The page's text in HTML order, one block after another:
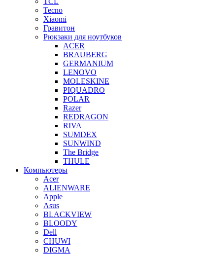
Tecno
Xiaomi
Гравитон
Рюкзаки для ноутбуков
ACER
BRAUBERG
GERMANIUM
LENOVO
MOLESKINE
PIQUADRO
POLAR
Razer
REDRAGON
RIVA
SUMDEX
SUNWIND
The Bridge
THULE
Компьютеры
Acer
ALIENWARE
Apple
Asus
BLACKVIEW
BLOODY
Dell
CHUWI
DIGMA